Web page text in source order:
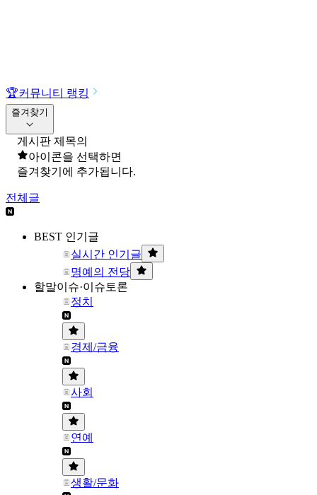
🏆커뮤니티 랭킹
즐겨찾기
게시판 제목의
아이콘을 선택하면
즐겨찾기에 추가됩니다.
전체글
BEST 인기글
실시간 인기글
명예의 전당
할말이슈·이슈토론
정치
경제/금융
사회
연예
생활/문화